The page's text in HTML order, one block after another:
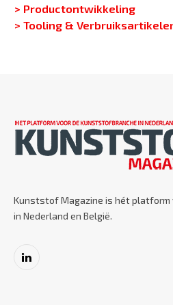
> Productontwikkeling
> Tooling &
Kunststof Magazine is hét
in Nederland en België.
LinkedIn